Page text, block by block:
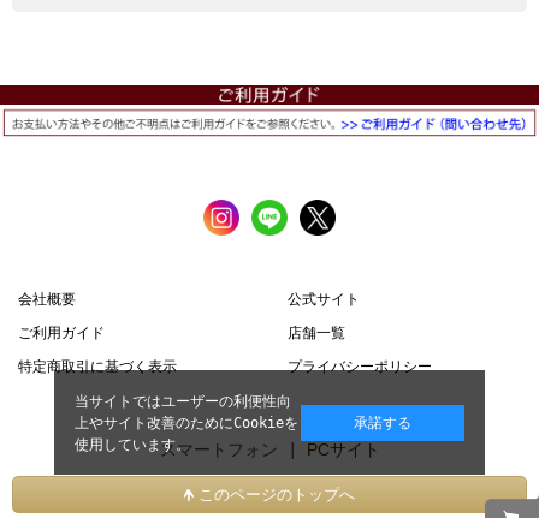
会社概要
公式サイト
ご利用ガイド
店舗一覧
特定商取引に基づく表示
プライバシーポリシー
スマートフォン | PCサイト
このページのトップへ
当サイトではユーザーの利便性向
上やサイト改善のためにCookieを
使用しています。
承諾する